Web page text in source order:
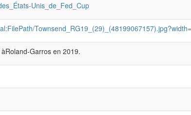
Unis_de_Fed_Cup
Garros en 2019.